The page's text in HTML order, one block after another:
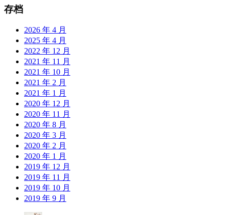
存档
2026 年 4 月
2025 年 4 月
2022 年 12 月
2021 年 11 月
2021 年 10 月
2021 年 2 月
2021 年 1 月
2020 年 12 月
2020 年 11 月
2020 年 8 月
2020 年 3 月
2020 年 2 月
2020 年 1 月
2019 年 12 月
2019 年 11 月
2019 年 10 月
2019 年 9 月